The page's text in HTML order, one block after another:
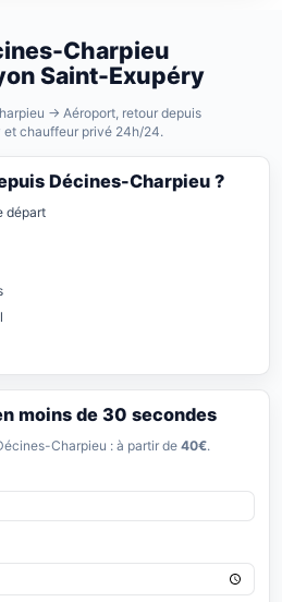
Charpieu
Saint-Exupéry
→ Aéroport, retour depuis
et chauffeur privé 24h/24.
Décines-Charpieu ?
départ
moins de 30 secondes
Charpieu : à partir de40€.